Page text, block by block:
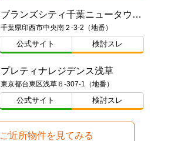
ブランズシティ千葉ニュータウン中央
千葉県印西市中央南２-3-2（地番）
公式サイト 検討スレ
プレティナレジデンス浅草
東京都台東区浅草６-307-1（地番）
公式サイト 検討スレ
ご近所物件を見てみる